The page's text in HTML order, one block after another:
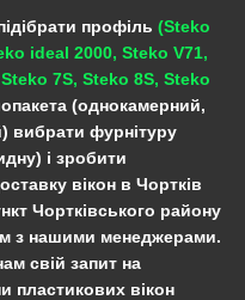
профіль (Steko
ideal 2000, Steko V71,
7S, Steko 8S, Steko
(однокамерний,
вибрати фурнітуру
і зробити
вікон в Чортків
Чортківського району
з нашими менеджерами.
свій запит на
пластикових вікон